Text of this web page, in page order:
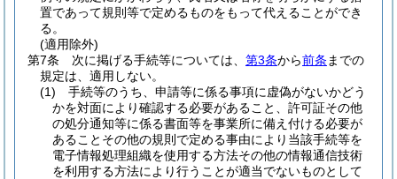
置であって規則等で定めるものをもって代えることができ
る。
(適用除外)
第7条
次に掲げる手続等については、 第3条から前条 までの
規定は、適用しない。
(1)
手続等のうち、申請等に係る事項に虚偽がないかどう
かを対面により確認する必要があること、許可証その他
の処分通知等に係る書面等を事業所に備え付ける必要が
あることその他の規則で定める事由により当該手続等を
電子情報処理組織を使用する方法その他の情報通信技術
を利用する方法により行うことが適当でないものとして